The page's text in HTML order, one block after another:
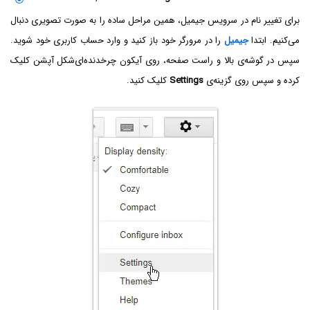
برای تغییر نام در سرویس جیمیل، همین مراحل ساده را به صورت تصویری دنبال
می‌کنیم. ابتداجیمیل را در مرورگر خود باز کنید و وارد حساب کاربری خود شوید.
سپس در گوشه‌ی بالا و راست صفحه، روی آیکون چرخدنده‌ای‌شکل آپشن کلیک
کرده و سپس روی گزینه‌ی Settings کلیک کنید.